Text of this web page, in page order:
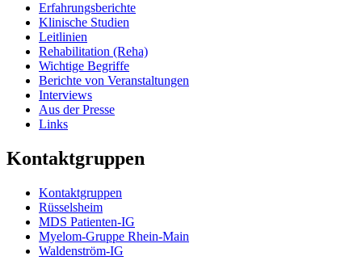
Erfahrungsberichte
Klinische Studien
Leitlinien
Rehabilitation (Reha)
Wichtige Begriffe
Berichte von Veranstaltungen
Interviews
Aus der Presse
Links
Kontaktgruppen
Kontaktgruppen
Rüsselsheim
MDS Patienten-IG
Myelom-Gruppe Rhein-Main
Waldenström-IG